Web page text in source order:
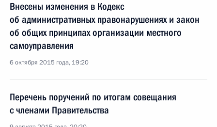
Внесены изменения в Кодекс
об административных правонарушениях и закон
об общих принципах организации местного
самоуправления
6 октября 2015 года, 19:20
Перечень поручений по итогам совещания
с членами Правительства